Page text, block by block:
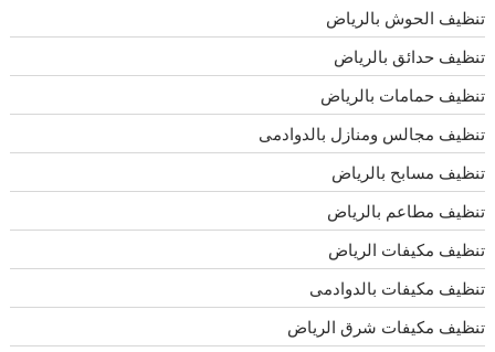
تنظيف الحوش بالرياض
تنظيف حدائق بالرياض
تنظيف حمامات بالرياض
تنظيف مجالس ومنازل بالدوادمى
تنظيف مسابح بالرياض
تنظيف مطاعم بالرياض
تنظيف مكيفات الرياض
تنظيف مكيفات بالدوادمى
تنظيف مكيفات شرق الرياض